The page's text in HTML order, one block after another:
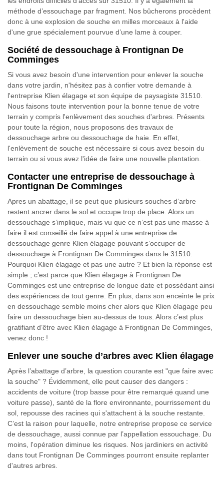
méthode d’essouchage par fragment. Nos bûcherons procèdent
donc à une explosion de souche en milles morceaux à l'aide
d'une grue spécialement pourvue d’une lame à couper.
Société de dessouchage à Frontignan De
Comminges
Si vous avez besoin d'une intervention pour enlever la souche
dans votre jardin, n'hésitez pas à confier votre demande à
l'entreprise Klien élagage et son équipe de paysagiste 31510.
Nous faisons toute intervention pour la bonne tenue de votre
terrain y compris l'enlèvement des souches d'arbres. Présents
pour toute la région, nous proposons des travaux de
dessouchage arbre ou dessouchage de haie. En effet,
l'enlèvement de souche est nécessaire si cous avez besoin du
terrain ou si vous avez l'idée de faire une nouvelle plantation.
Contacter une entreprise de dessouchage à
Frontignan De Comminges
Apres un abattage, il se peut que plusieurs souches d’arbre
restent ancrer dans le sol et occupe trop de place. Alors un
dessouchage s’implique, mais vu que ce n’est pas une masse à
faire il est conseillé de faire appel à une entreprise de
dessouchage genre Klien élagage pouvant s’occuper de
dessouchage à Frontignan De Comminges dans le 31510.
Pourquoi Klien élagage et pas une autre ? Et bien la réponse est
simple ; c’est parce que Klien élagage à Frontignan De
Comminges est une entreprise de longue date et possédant ainsi
des expériences de tout genre. En plus, dans son enceinte le prix
en dessouchage semble moins cher alors que Klien élagage peu
faire un dessouchage bien au-dessus de tous. Alors c’est plus
gratifiant d’être avec Klien élagage à Frontignan De Comminges,
venez donc !
Enlever une souche d’arbres avec Klien élagage
Après l’abattage d’arbre, la question courante est "que faire avec
la souche" ? Évidemment, elle peut causer des dangers :
accidents de voiture (trop basse pour être remarqué quand une
voiture passe), santé de la flore environnante, pourrissement du
sol, repousse des racines qui s'attachent à la souche restante.
C’est la raison pour laquelle, notre entreprise propose ce service
de dessouchage, aussi connue par l’appellation essouchage. Du
moins, l'opération diminue les risques. Nos jardiniers en activité
dans tout Frontignan De Comminges pourront ensuite replanter
d'autres arbres.